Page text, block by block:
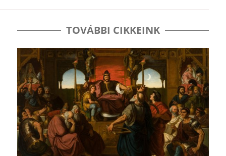
TOVÁBBI CIKKEINK